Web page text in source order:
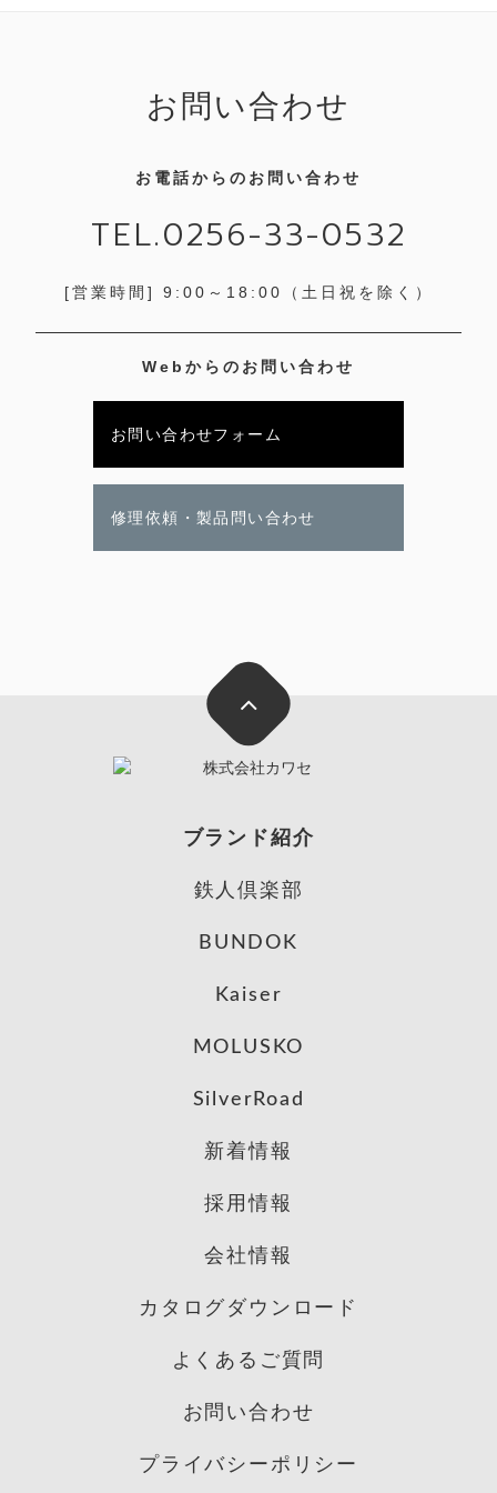
お問い合わせ
お電話からのお問い合わせ
TEL.0256-33-0532
[営業時間] 9:00～18:00 （土日祝を除く）
Webからのお問い合わせ
お問い合わせフォーム
修理依頼・製品問い合わせ
ブランド紹介
鉄人倶楽部
BUNDOK
Kaiser
MOLUSKO
SilverRoad
新着情報
採用情報
会社情報
カタログダウンロード
よくあるご質問
お問い合わせ
プライバシーポリシー